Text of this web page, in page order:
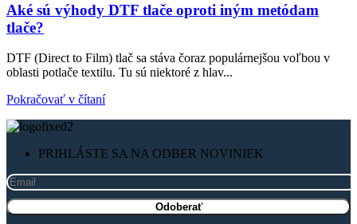
Aké sú výhody DTF tlače oproti iným metódam
tlače?
DTF (Direct to Film) tlač sa stáva čoraz populárnejšou voľbou v
oblasti potlače textilu. Tu sú niektoré z hlav...
Pokračovať v čítaní
PRIHLÁSTE SA NA ODBER NOVINIEK